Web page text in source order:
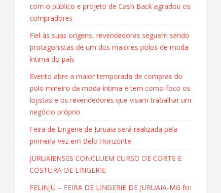
com o público e projeto de Cash Back agradou os
compradores
Fiel às suas origens, revendedoras seguem sendo
protagonistas de um dos maiores polos de moda
íntima do país
Evento abre a maior temporada de compras do
polo mineiro da moda íntima e tem como foco os
lojistas e os revendedores que visam trabalhar um
negócio próprio
Feira de Lingerie de Juruaia será realizada pela
primeira vez em Belo Horizonte
JURUAIENSES CONCLUEM CURSO DE CORTE E
COSTURA DE LINGERIE
FELINJU – FEIRA DE LINGERIE DE JURUAIA-MG foi